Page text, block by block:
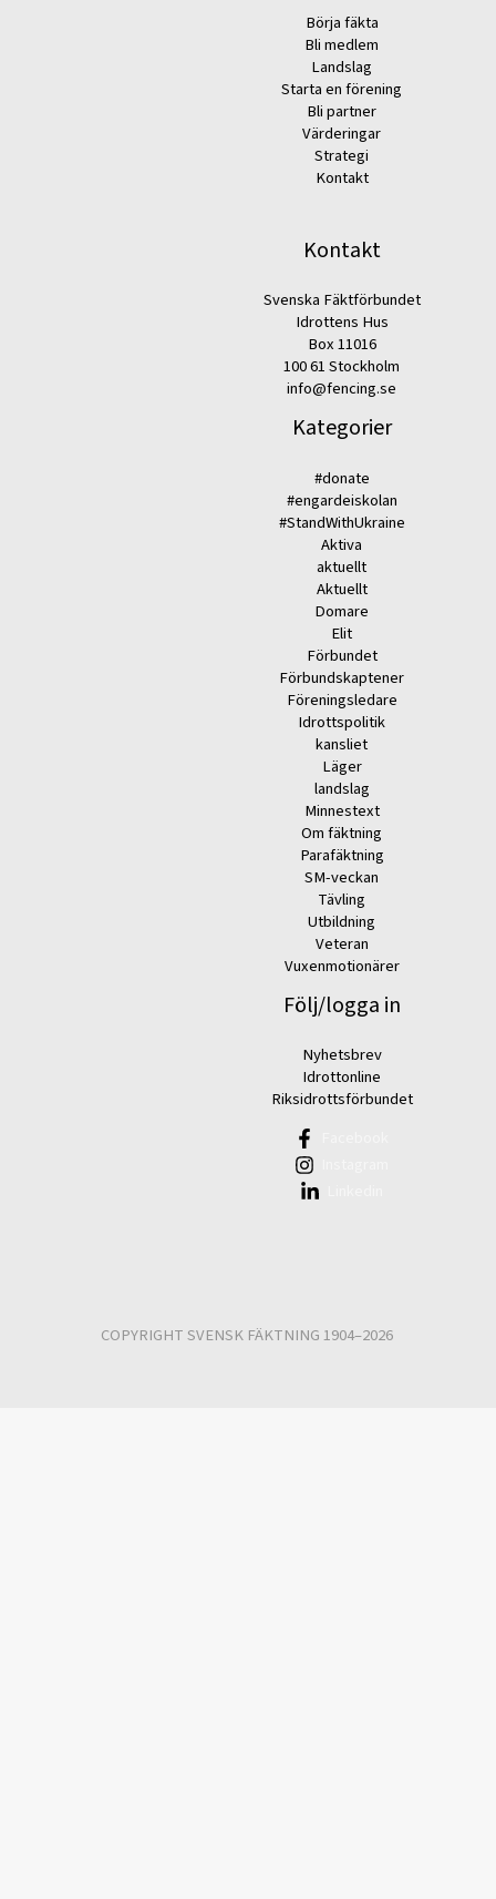
Börja fäkta
Bli medlem
Landslag
Starta en förening
Bli partner
Värderingar
Strategi
Kontakt
Kontakt
Svenska Fäktförbundet
Idrottens Hus
Box 11016
100 61 Stockholm
info@fencing.se
Kategorier
#donate
#engardeiskolan
#StandWithUkraine
Aktiva
aktuellt
Aktuellt
Domare
Elit
Förbundet
Förbundskaptener
Föreningsledare
Idrottspolitik
kansliet
Läger
landslag
Minnestext
Om fäktning
Parafäktning
SM-veckan
Tävling
Utbildning
Veteran
Vuxenmotionärer
Följ/logga in
Nyhetsbrev
Idrottonline
Riksidrottsförbundet
COPYRIGHT SVENSK FÄKTNING 1904–2026